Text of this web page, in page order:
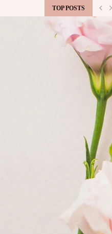
TOP POSTS